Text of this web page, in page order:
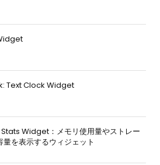
Text Clock Widget
Widget：メモリ使用量やストレー
量を表示するウィジェット